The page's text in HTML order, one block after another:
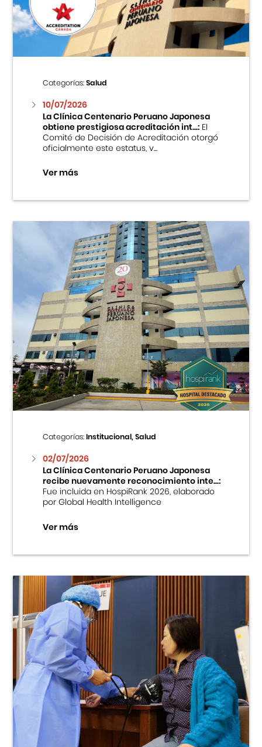
Centro Cultural Peruano Japonés
Cursos
Museo de la Inmigración Japonesa
Fondo Editorial
Teatro Peruano Japonés
Categorías:Salud
10/07/2026
La Clínica Centenario Peruano Japonesa
obtiene prestigiosa acreditación int...:El
Comité de Decisión de Acreditación otorgó
oficialmente este estatus, v...
Ver más
Categorías:Institucional, Salud
02/07/2026
La Clínica Centenario Peruano Japonesa
recibe nuevamente reconocimiento inte...:
Fue incluida en HospiRank 2026, elaborado
por Global Health Intelligence
Ver más